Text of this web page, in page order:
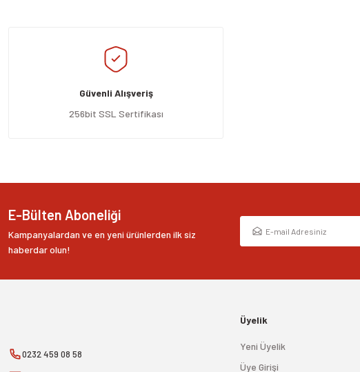
Ürün resmi kalitesiz, bozuk veya görüntülenemiyor.
Ürün açıklamasında eksik bilgiler bulunuyor.
Ürün bilgilerinde hatalar bulunuyor.
Ürün fiyatı diğer sitelerden daha pahalı.
Güvenli Alışveriş
256bit SSL Sertifikası
E-Bülten Aboneliği
Kampanyalardan ve en yeni ürünlerden ilk siz
haberdar olun!
0232 459 08 58
Üyelik
Yeni Üyelik
Üye Girişi